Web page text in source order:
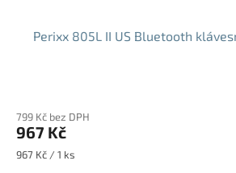
Perixx 805L II US Bluetooth
799 Kč bez DPH
967 Kč
Měrná
967 Kč / 1 ks